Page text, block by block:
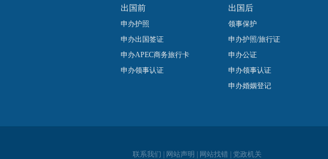
出国前
申办护照
申办出国签证
申办APEC商务旅行卡
申办领事认证
出国后
领事保护
申办护照/旅行证
申办公证
申办领事认证
申办婚姻登记
联系我们 | 网站声明 | 网站找错 | 党政机关